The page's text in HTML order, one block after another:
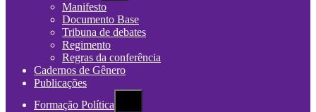
Manifesto
Documento Base
Tribuna de debates
Regimento
Regras da conferência
Cadernos de Gênero
Publicações
Formação Política